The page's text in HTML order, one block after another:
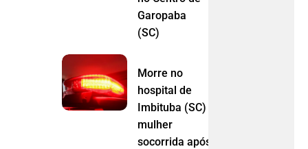
Garopaba
(SC)
Morre no
hospital de
Imbituba (SC)
mulher
socorrida após